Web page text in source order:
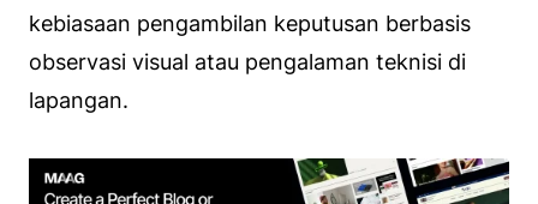
kebiasaan pengambilan keputusan berbasis
observasi visual atau pengalaman teknisi di
lapangan.